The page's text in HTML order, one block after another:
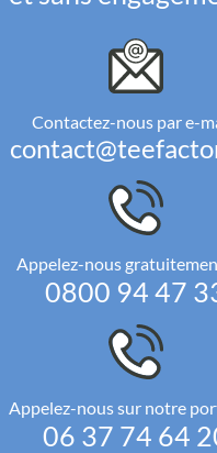
Contactez-nous par e-
Appelez-nous
0800 94 47
Appelez-nous sur notre
06 37 74 64